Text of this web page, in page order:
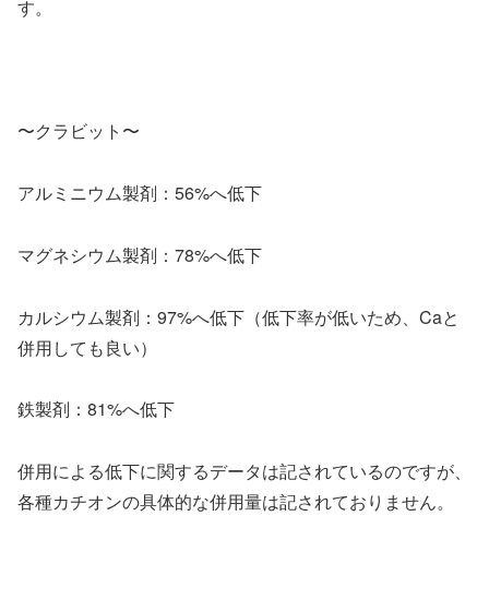
す。
〜クラビット〜
アルミニウム製剤：56%へ低下
マグネシウム製剤：78%へ低下
カルシウム製剤：97%へ低下（低下率が低いため、Caと
併用しても良い）
鉄製剤：81%へ低下
併用による低下に関するデータは記されているのですが、
各種カチオンの具体的な併用量は記されておりません。